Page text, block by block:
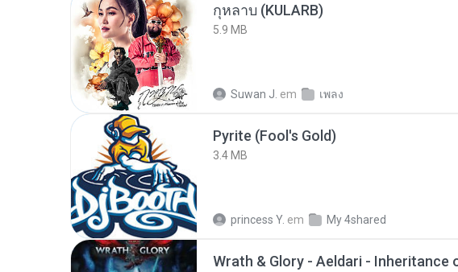
กุหลาบ (KULARB)
5.9 MB
Suwan J. em เพลง
Pyrite (Fool's Gold)
3.4 MB
princess Y. em My 4shared